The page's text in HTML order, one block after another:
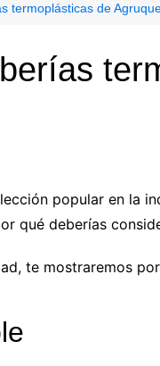
termoplásticas de
popular en la
qué deberías
te mostraremos